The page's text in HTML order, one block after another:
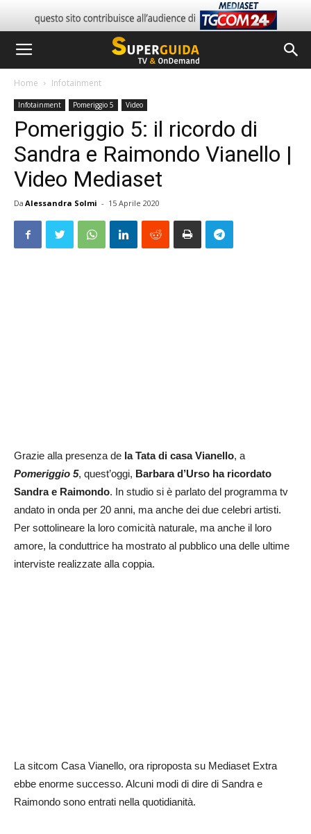
Home Infotainment
Infotainment Pomeriggio 5 Video
Pomeriggio 5: il ricordo di
Sandra e Raimondo Vianello |
Video Mediaset
Da Alessandra Solmi - 15 Aprile 2020
Grazie alla presenza de la Tata di casa Vianello, a
Pomeriggio 5, quest’oggi, Barbara d’Urso ha ricordato
Sandra e Raimondo. In studio si è parlato del programma tv
andato in onda per 20 anni, ma anche dei due celebri artisti.
Per sottolineare la loro comicità naturale, ma anche il loro
amore, la conduttrice ha mostrato al pubblico una delle ultime
interviste realizzate alla coppia.
La sitcom Casa Vianello, ora riproposta su Mediaset Extra
ebbe enorme successo. Alcuni modi di dire di Sandra e
Raimondo sono entrati nella quotidianità.